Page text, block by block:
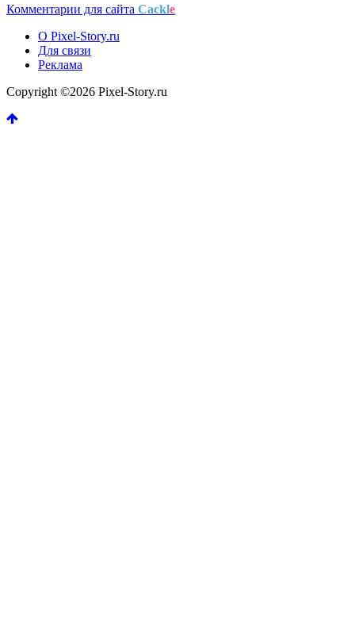
Комментарии для сайта Cackle
О Pixel-Story.ru
Для связи
Реклама
Copyright ©2026 Pixel-Story.ru